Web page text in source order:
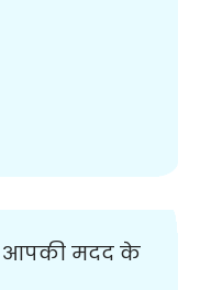
आपकी मदद के